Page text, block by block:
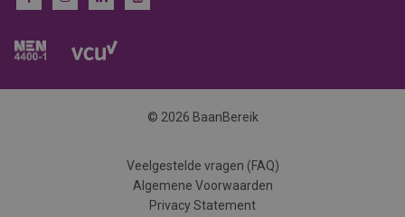
© 2026 BaanBereik
Veelgestelde vragen (FAQ)
Algemene Voorwaarden
Privacy Statement